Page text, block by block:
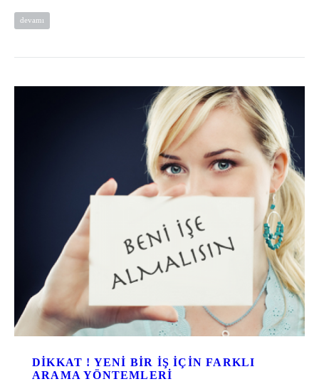
devamı
DIKKAT ! YENI BIR IŞ IÇIN FARKLI
ARAMA YÖNTEMLERI